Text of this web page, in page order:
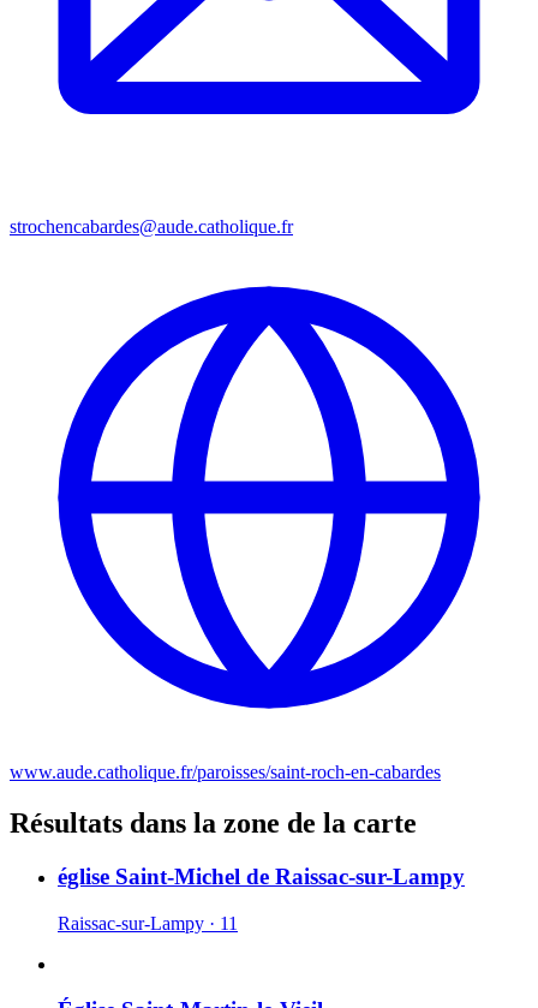
strochencabardes@aude.catholique.fr
www.aude.catholique.fr/paroisses/saint-roch-en-cabardes
Résultats dans la zone de la carte
église Saint-Michel de Raissac-sur-Lampy
Raissac-sur-Lampy · 11